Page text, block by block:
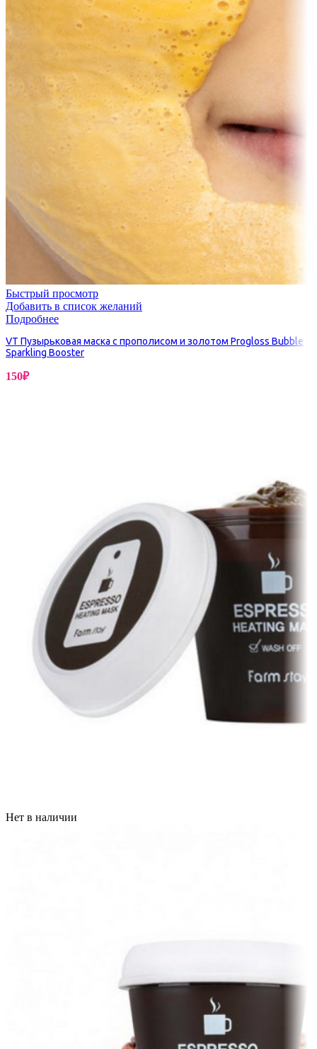
Быстрый просмотр
Добавить в список желаний
Подробнее
VT Пузырьковая маска с прополисом и золотом Progloss Bubble
Sparkling Booster
150₽
Нет в наличии